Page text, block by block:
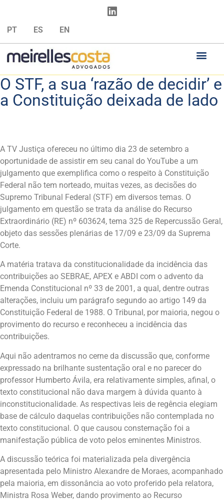
PT ES EN
O STF, a sua ‘razão de decidir’ e
a Constituição deixada de lado
A TV Justiça ofereceu no último dia 23 de setembro a
oportunidade de assistir em seu canal do YouTube a um
julgamento que exemplifica como o respeito à Constituição
Federal não tem norteado, muitas vezes, as decisões do
Supremo Tribunal Federal (STF) em diversos temas. O
julgamento em questão se trata da análise do Recurso
Extraordinário (RE) nº 603624, tema 325 de Repercussão Geral,
objeto das sessões plenárias de 17/09 e 23/09 da Suprema
Corte.
A matéria tratava da constitucionalidade da incidência das
contribuições ao SEBRAE, APEX e ABDI com o advento da
Emenda Constitucional nº 33 de 2001, a qual, dentre outras
alterações, incluiu um parágrafo segundo ao artigo 149 da
Constituição Federal de 1988. O Tribunal, por maioria, negou o
provimento do recurso e reconheceu a incidência das
contribuições.
Aqui não adentramos no cerne da discussão que, conforme
expressado na brilhante sustentação oral e no parecer do
professor Humberto Ávila, era relativamente simples, afinal, o
texto constitucional não dava margem à dúvida quanto à
inconstitucionalidade. As respectivas leis de regência elegiam
base de cálculo daquelas contribuições não contemplada no
texto constitucional. O que causou consternação foi a
manifestação pública de voto pelos eminentes Ministros.
A discussão teórica foi materializada pela divergência
apresentada pelo Ministro Alexandre de Moraes, acompanhado
pela maioria, em dissonância ao voto proferido pela relatora,
Ministra Rosa Weber, dando provimento ao Recurso